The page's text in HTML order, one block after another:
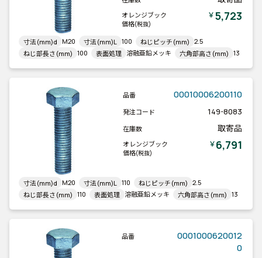
オレンジブック
価格(税抜)
￥5,723
寸法(mm)d M20 寸法(mm)L 100 ねじピッチ(mm) 2.5
ねじ部長さ(mm) 100 表面処理 溶融亜鉛メッキ 六角部高さ(mm) 13
品番 00010006200110
発注コード 149-8083
在庫数 取寄品
オレンジブック
価格(税抜)
￥6,791
寸法(mm)d M20 寸法(mm)L 110 ねじピッチ(mm) 2.5
ねじ部長さ(mm) 110 表面処理 溶融亜鉛メッキ 六角部高さ(mm) 13
品番
0001000620012
0